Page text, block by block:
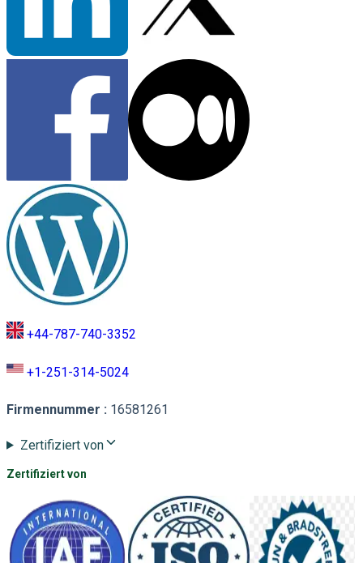
+44-787-740-3352
+1-251-314-5024
Firmennummer : 16581261
Zertifiziert von
Zertifiziert von